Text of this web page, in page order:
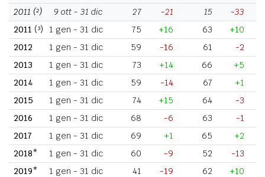
2011 (²) 9 ott - 31 dic 27 -21 15
-33
2011 (³) 1 gen - 31 dic 75 +16 63
+10
2012
1 gen - 31 dic 59 -16 61
-2
2013
1 gen - 31 dic 73 +14 66
+5
2014
1 gen - 31 dic 59 -14 67
+1
2015
1 gen - 31 dic 74 +15 64
-3
2016
1 gen - 31 dic 68 -6 63
-1
2017
1 gen - 31 dic 69 +1 65
+2
2018*
1 gen - 31 dic 60 -9 52
-13
2019*
1 gen - 31 dic 41 -19 62
+10